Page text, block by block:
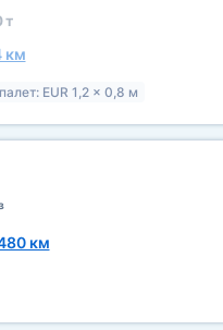
т
км
EUR 1,2 x 0,8 м
км